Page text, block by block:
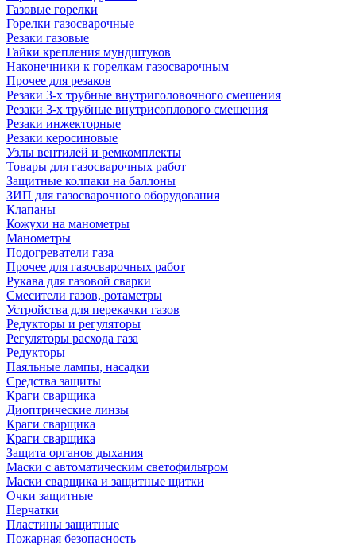
Газовые горелки
Горелки газосварочные
Резаки газовые
Гайки крепления мундштуков
Наконечники к горелкам газосварочным
Прочее для резаков
Резаки 3-х трубные внутриголовочного смешения
Резаки 3-х трубные внутрисоплового смешения
Резаки инжекторные
Резаки керосиновые
Узлы вентилей и ремкомплекты
Товары для газосварочных работ
Защитные колпаки на баллоны
ЗИП для газосварочного оборудования
Клапаны
Кожухи на манометры
Манометры
Подогреватели газа
Прочее для газосварочных работ
Рукава для газовой сварки
Смесители газов, ротаметры
Устройства для перекачки газов
Редукторы и регуляторы
Регуляторы расхода газа
Редукторы
Паяльные лампы, насадки
Средства защиты
Краги сварщика
Диоптрические линзы
Краги сварщика
Краги сварщика
Защита органов дыхания
Маски с автоматическим светофильтром
Маски сварщика и защитные щитки
Очки защитные
Перчатки
Пластины защитные
Пожарная безопасность